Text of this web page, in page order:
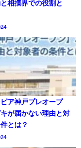
相撲界での役割と
ピア神戸プレオープ
が届かない理由と対
とは？